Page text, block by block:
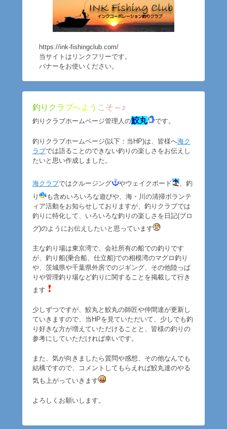
https://ink-fishingclub.com/
当サイトはリンクフリーです。
バナーをお使いください。
釣 り クラブへよ う こ そ ～ ♪
釣りクラブホームページ管理人の鮫丸 です。
釣りクラブホームページ(以下：当HP)は、皆様へ海ク
ラブでは語ることのできない釣りの楽しさをお伝えし
たいと思い作成しました。
海クラブではクルージング やウェイクボード
、釣
り
も含めいろいろな遊びや、海・川の清掃ボランテ
ィア活動をお知らせしておりますが、釣りクラブでは
釣りに特化して、いろいろな釣りの楽しさを日記(ブロ
グ)のようにお伝えしたいと思っています
主な釣り場は東京湾で、会社所有の船での釣りです
が、釣り船(乗合船、仕立船)での相模湾のマグロ釣り
や、茨城県や千葉県外房でのジギング、その他陸っぱ
りや管理釣り場など釣りに関することを掲載して行き
ます
少しずつですが、鮫丸と鮫丸の師匠や仲間達が更新し
ていきますので、当HPを見ていただいて、少しでも釣
り好きな方が増えていただけることと、皆様の釣りの
参考にしていただければ幸いです。
また、気が向きましたら質問や感想、その他なんでも
結構ですので、コメントしてもらえれば鮫丸達のやる
気も上がっていきます
よろしくお願いします。